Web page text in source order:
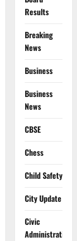
Results
Breaking
News
Business
Business
News
CBSE
Chess
Child Safety
City Update
Civic
Administration